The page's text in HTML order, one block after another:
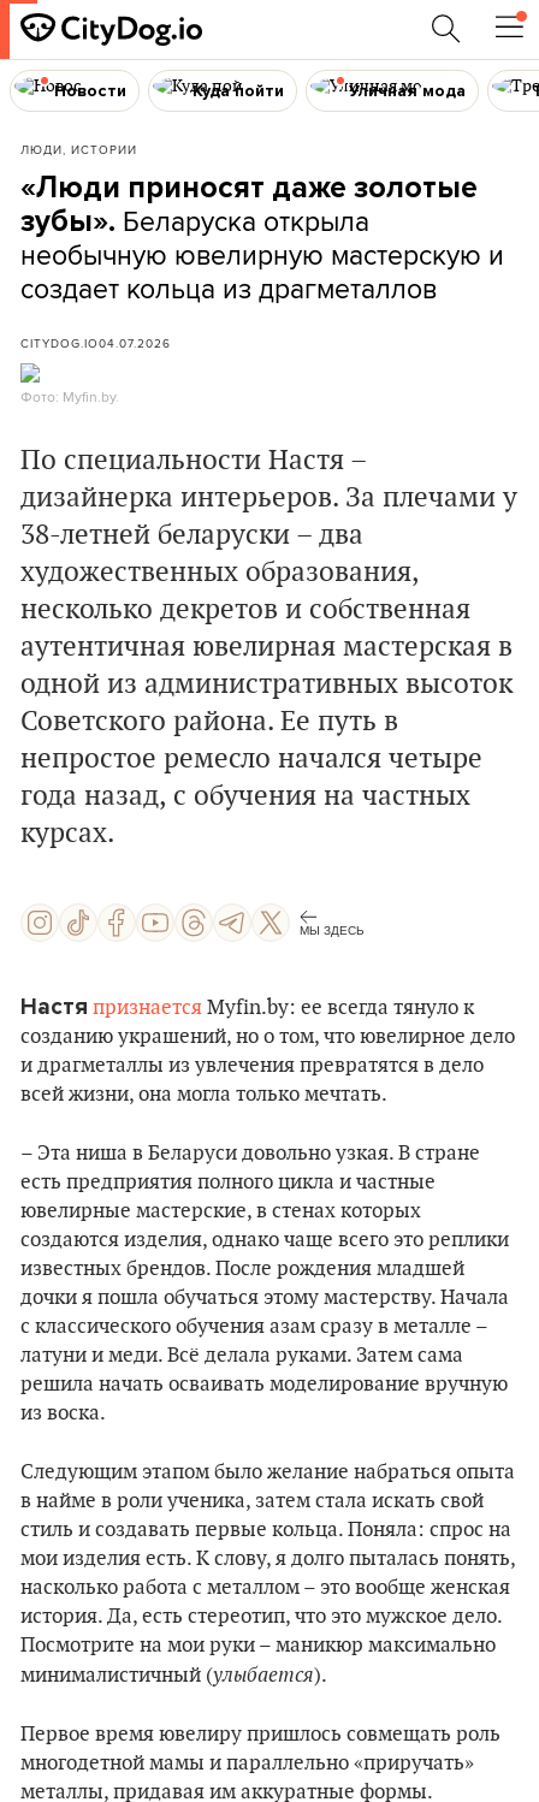
Новости Куда пойти Уличная мода
ЛЮДИ, ИСТОРИИ
«Люди приносят даже золотые
зубы». Беларуска открыла
необычную ювелирную мастерскую и
создает кольца из драгметаллов
CITYDOG.IO04.07.2026
Фото: Myfin.by.
По специальности Настя –
дизайнерка интерьеров. За плечами у
38-летней беларуски – два
художественных образования,
несколько декретов и собственная
аутентичная ювелирная мастерская в
одной из административных высоток
Советского района. Ее путь в
непростое ремесло начался четыре
года назад, с обучения на частных
курсах.
МЫ ЗДЕСЬ
Настя признается Myfin.by: ее всегда тянуло к
созданию украшений, но о том, что ювелирное дело
и драгметаллы из увлечения превратятся в дело
всей жизни, она могла только мечтать.
– Эта ниша в Беларуси довольно узкая. В стране
есть предприятия полного цикла и частные
ювелирные мастерские, в стенах которых
создаются изделия, однако чаще всего это реплики
известных брендов. После рождения младшей
дочки я пошла обучаться этому мастерству. Начала
с классического обучения азам сразу в металле –
латуни и меди. Всё делала руками. Затем сама
решила начать осваивать моделирование вручную
из воска.
Следующим этапом было желание набраться опыта
в найме в роли ученика, затем стала искать свой
стиль и создавать первые кольца. Поняла: спрос на
мои изделия есть. К слову, я долго пыталась понять,
насколько работа с металлом – это вообще женская
история. Да, есть стереотип, что это мужское дело.
Посмотрите на мои руки – маникюр максимально
минималистичный (улыбается).
Первое время ювелиру пришлось совмещать роль
многодетной мамы и параллельно «приручать»
металлы, придавая им аккуратные формы.